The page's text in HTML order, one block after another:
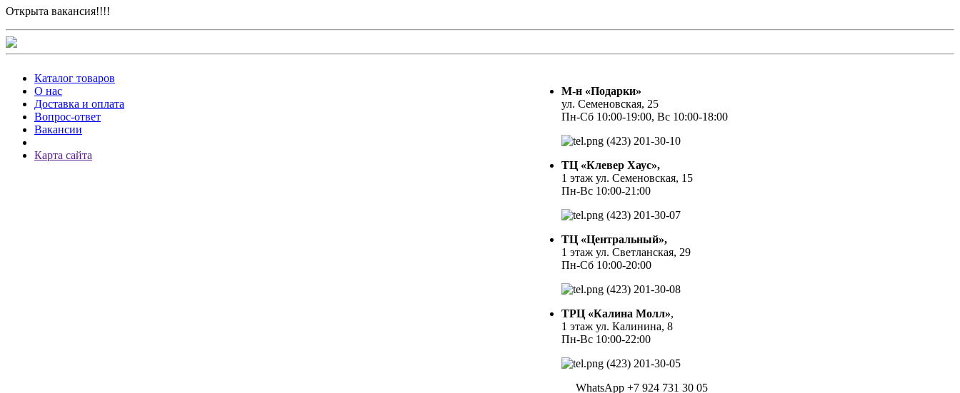
Открыта вакансия!!!!
Каталог товаров
О нас
Доставка и оплата
Вопрос-ответ
Вакансии
Карта сайта
М-н «Подарки»
ул. Семеновская, 25
Пн-Сб 10:00-19:00, Вс 10:00-18:00
(423) 201-30-10
ТЦ «Клевер Хаус»,
1 этаж ул. Семеновская, 15
Пн-Вс 10:00-21:00
(423) 201-30-07
ТЦ «Центральный»,
1 этаж ул. Светланская, 29
Пн-Сб 10:00-20:00
(423) 201-30-08
ТРЦ «Калина Молл»,
1 этаж ул. Калинина, 8
Пн-Вс 10:00-22:00
(423) 201-30-05
WhatsApp +7 924 731 30 05